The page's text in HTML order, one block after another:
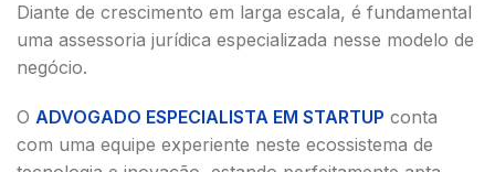
Diante de crescimento em larga escala, é fundamental
uma assessoria jurídica especializada nesse modelo de
negócio.
O ADVOGADO ESPECIALISTA EM STARTUP conta
com uma equipe experiente neste ecossistema de